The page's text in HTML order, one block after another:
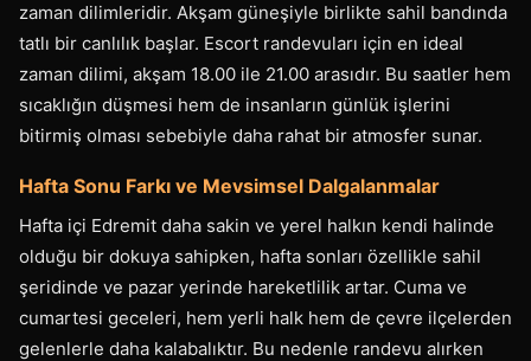
zaman dilimleridir. Akşam güneşiyle birlikte sahil bandında
tatlı bir canlılık başlar. Escort randevuları için en ideal
zaman dilimi, akşam 18.00 ile 21.00 arasıdır. Bu saatler hem
sıcaklığın düşmesi hem de insanların günlük işlerini
bitirmiş olması sebebiyle daha rahat bir atmosfer sunar.
Hafta Sonu Farkı ve Mevsimsel Dalgalanmalar
Hafta içi Edremit daha sakin ve yerel halkın kendi halinde
olduğu bir dokuya sahipken, hafta sonları özellikle sahil
şeridinde ve pazar yerinde hareketlilik artar. Cuma ve
cumartesi geceleri, hem yerli halk hem de çevre ilçelerden
gelenlerle daha kalabalıktır. Bu nedenle randevu alırken